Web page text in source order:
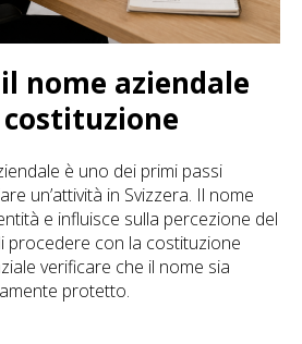
nome aziendale
è uno dei primi passi
un’attività in Svizzera. Il nome
e influisce sulla percezione del
procedere con la costituzione
verificare che il nome sia
protetto.